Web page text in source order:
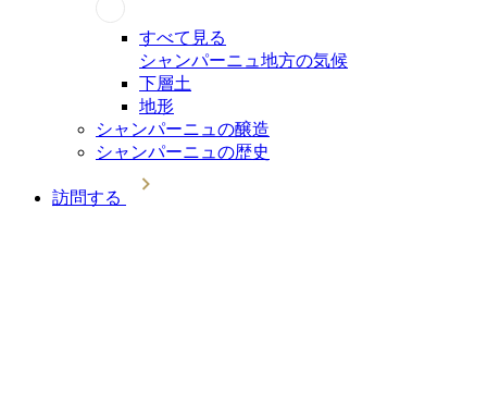
すべて見る
シャンパーニュ地方の気候
下層土
地形
シャンパーニュの醸造
シャンパーニュの歴史
訪問する